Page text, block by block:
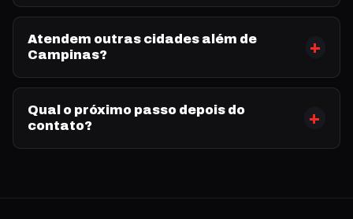
Atendem outras cidades além de
Campinas?
Qual o próximo passo depois do
contato?